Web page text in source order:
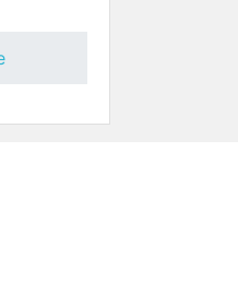
Necta